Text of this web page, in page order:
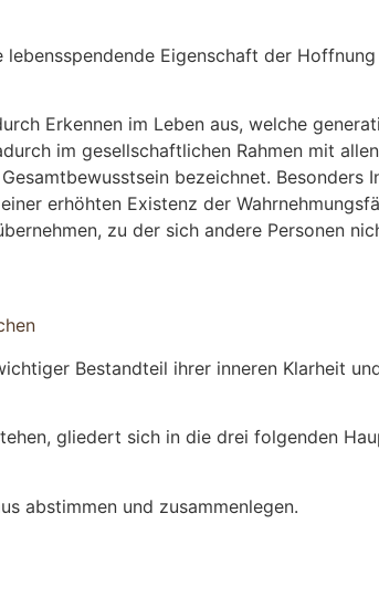
Eigenschaft der
Erkennen im Leben aus, welche
im gesellschaftlichen Rahmen mit
bezeichnet. Besonders
erhöhten Existenz der
zu der sich andere Personen
Bestandteil ihrer inneren Klarheit
gliedert sich in die drei folgenden
abstimmen und zusammenlegen.